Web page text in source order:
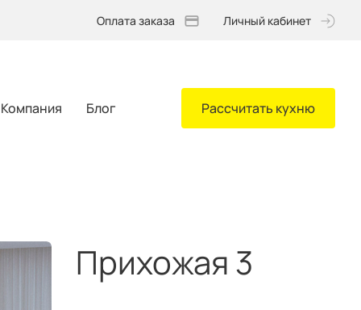
Оплата заказа Личный кабинет
Компания Блог Рассчитать кухню
Прихожая 3